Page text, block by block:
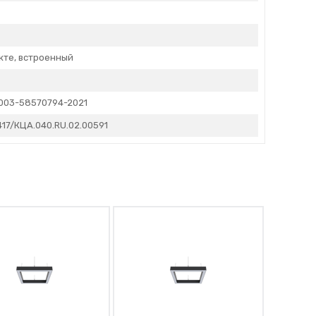
встроенный
58570794-2021
КЦА.040.RU.02.00591